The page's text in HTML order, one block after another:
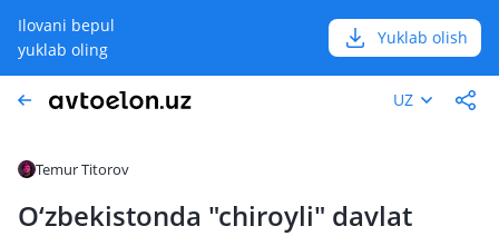
Ilovani bepul
yuklab oling
Yuklab olish
UZ
Temur Titorov
O‘zbekistonda "chiroyli" davlat